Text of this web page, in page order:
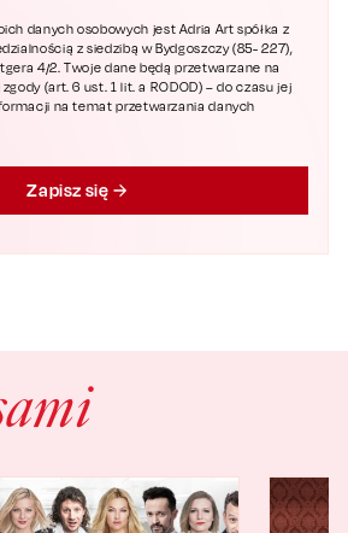
danych osobowych jest Adria Art spółka z
z siedzibą w Bydgoszczy (85- 227),
4/2. Twoje dane będą przetwarzane na
(art. 6 ust. 1 lit. a RODOD) – do czasu jej
na temat przetwarzania danych
Zapisz się